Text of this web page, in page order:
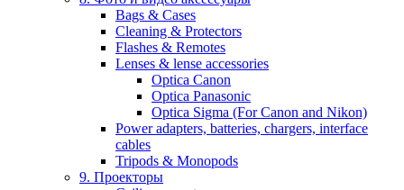
Bags & Cases
Cleaning & Protectors
Flashes & Remotes
Lenses & lense accessories
Optica Canon
Optica Panasonic
Optica Sigma (For Canon and Nikon)
Power adapters, batteries, chargers, interface
cables
Tripods & Monopods
9. Проекторы